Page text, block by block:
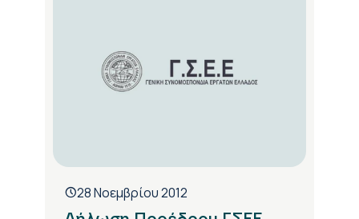
28 Νοεμβρίου 2012